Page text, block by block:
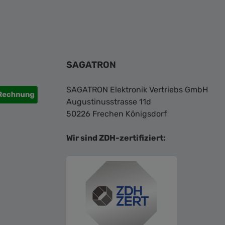
SAGATRON
SAGATRON Elektronik Vertriebs GmbH
Augustinusstrasse 11d
50226 Frechen Königsdorf
Wir sind ZDH-zertifiziert: